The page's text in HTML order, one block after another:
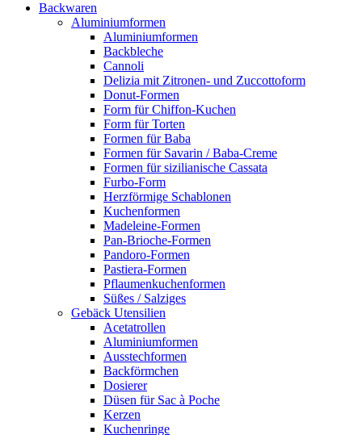
Backwaren
Aluminiumformen
Aluminiumformen
Backbleche
Cannoli
Delizia mit Zitronen- und Zuccottoform
Donut-Formen
Form für Chiffon-Kuchen
Form für Torten
Formen für Baba
Formen für Savarin / Baba-Creme
Formen für sizilianische Cassata
Furbo-Form
Herzförmige Schablonen
Kuchenformen
Madeleine-Formen
Pan-Brioche-Formen
Pandoro-Formen
Pastiera-Formen
Pflaumenkuchenformen
Süßes / Salziges
Gebäck Utensilien
Acetatrollen
Aluminiumformen
Ausstechformen
Backförmchen
Dosierer
Düsen für Sac à Poche
Kerzen
Kuchenringe